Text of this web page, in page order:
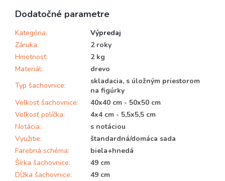
Dodatočné parametre
Kategória:
Výpredaj
Záruka:
2 roky
Hmotnosť:
2 kg
Materiál:
drevo
Typ šachovnice:
skladacia, s úložným priestorom
na figúrky
Veľkosť šachovnice:
40x40 cm - 50x50 cm
Veľkosť políčka:
4x4 cm - 5,5x5,5 cm
Notácia:
s notáciou
Využitie:
štandardná/domáca sada
Farebná schéma:
biela+hnedá
Šírka šachovnice:
49 cm
Dĺžka šachovnice:
49 cm